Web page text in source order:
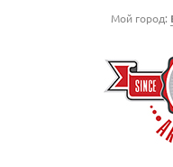
Мой город: